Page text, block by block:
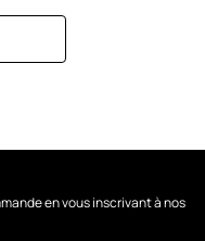
en vous inscrivant à nos